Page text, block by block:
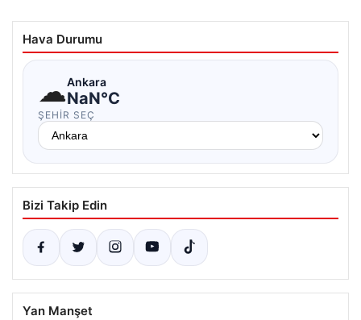
Hava Durumu
☁Ankara
NaN°C
ŞEHIR SEÇ
Bizi Takip Edin
Yan Manşet